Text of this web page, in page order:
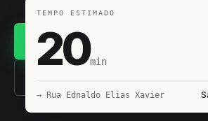
(11) 93407-
TEMPO ESTIMADO
20min
→ Rua Ednaldo Elias Xavier